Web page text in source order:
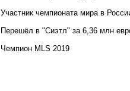
Участник чемпионата мира в
Перешёл в "Сиэтл" за 6,36 млн
Чемпион MLS 2019